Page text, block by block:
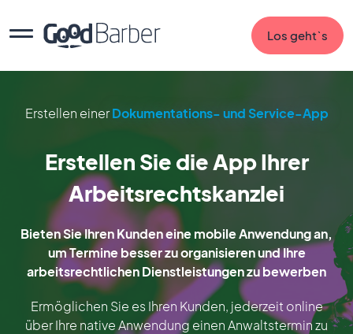
Los geht`s
Erstellen einerDokumentations- und Service-App
Erstellen Sie die App Ihrer
Arbeitsrechtskanzlei
Bieten Sie Ihren Kunden eine mobile Anwendung an,
um Termine besser zu organisieren und Ihre
arbeitsrechtlichen Dienstleistungen zu bewerben
Ermöglichen Sie es Ihren Kunden, jederzeit online
über Ihre native Anwendung einen Anwaltstermin zu